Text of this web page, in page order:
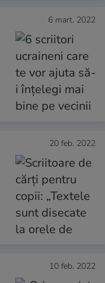
6 mart. 2022
20 feb. 2022
10 feb. 2022